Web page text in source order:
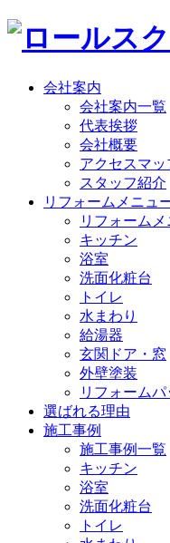
会社案内
会社案内一覧
代表挨拶
会社概要
アクセスマッ
スタッフ紹介
リフォームメニュ
リフォーム
キッチン
浴室
洗面化粧台
トイレ
水まわり
給湯器
玄関ドア・窓
外壁塗装
リフォームパ
選ばれる理由
施工事例
施工事例一覧
キッチン
浴室
洗面化粧台
トイレ